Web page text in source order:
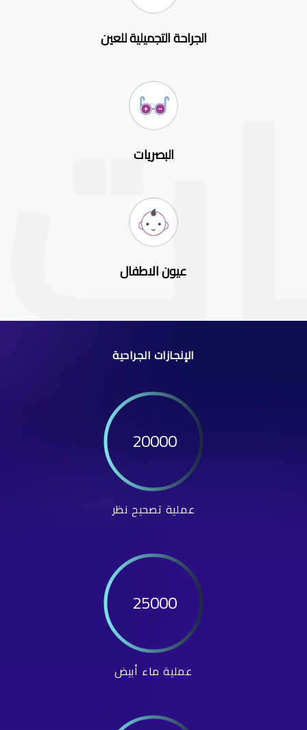
الجراحة التجميلية للعين
البصريات
عيون الاطفال
الإنجازات الجراحية
20000
عملية تصحيح نظر
25000
عملية ماء أبيض